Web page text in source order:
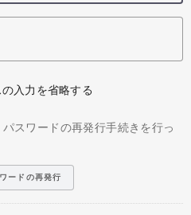
入力を省略する
スワードの再発行手続きを行っ
ードの再発行